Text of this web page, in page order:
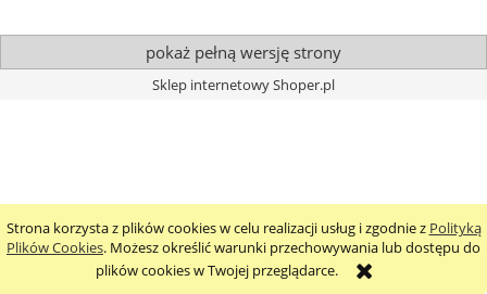
Strona korzysta z plików cookies w celu realizacji usług i zgodnie z Polityką
Plików Cookies. Możesz określić warunki przechowywania lub dostępu do
plików cookies w Twojej przeglądarce.
pokaż pełną wersję strony
Sklep internetowy Shoper.pl